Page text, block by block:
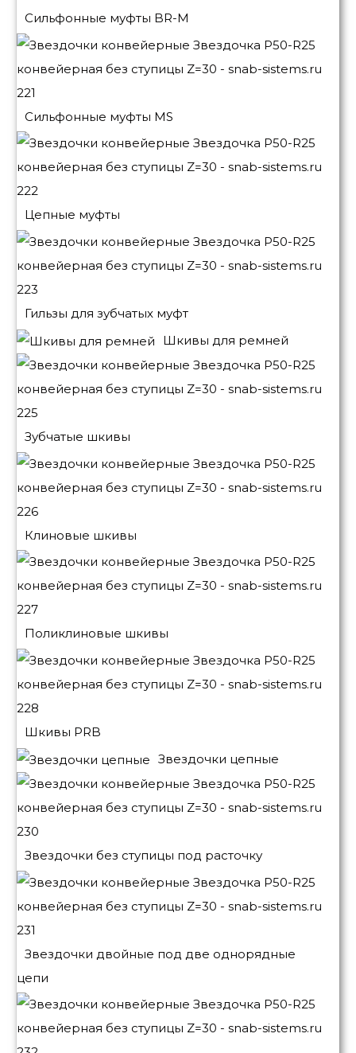
Сильфонные муфты BR-M
Сильфонные муфты MS
Цепные муфты
Гильзы для зубчатых муфт
Шкивы для ремней
Зубчатые шкивы
Клиновые шкивы
Поликлиновые шкивы
Шкивы PRB
Звездочки цепные
Звездочки без ступицы под расточку
Звездочки двойные под две однорядные
цепи